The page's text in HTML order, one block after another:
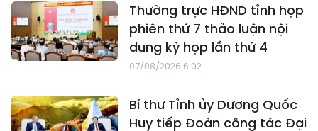
Thường trực HĐND tỉnh họp
phiên thứ 7 thảo luận nội
dung kỳ họp lần thứ 4
07/08/2026 6:02
Bí thư Tỉnh ủy Dương Quốc
Huy tiếp Đoàn công tác Đại